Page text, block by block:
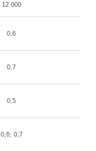
12 000
0,6
0,7
0,5
0,6; 0,7